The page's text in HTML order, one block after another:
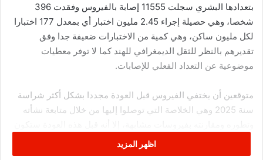
بتعدادها البشري سجلت 11555 إصابة بالفيروس وفقدت 396
شخصا، وهي حصيلة إجراء 2.45 مليون اختبار أي بمعدل 177 اختبارا
لكل مليون ساكن، وهي كمية من الاختبارات ضعيفة جدا وفق
تقديرهم بالنظر للثقل الديمغرافي للهند كما لا توفر معطيات
موضوعية عن التعداد الفعلي للإصابات.
متوقعين أن يختفي الفيروس قبل العودة مجددا بشكل أكثر شراسة
سنة 2025 وهي الخلاصة التي توصلوا إليها من خلال متابعة نشأته
هنالك فترة كافية من أجل العمل على انتاج وتطوير اللقاحات اللازمة
وفق المؤلفين وتخصيص الاعتمادات المالية اللازمة بدلا من توجيهها
اظهر المزيد